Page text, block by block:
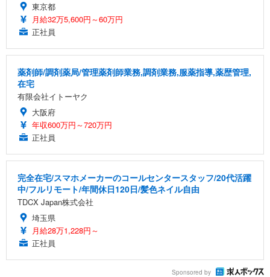
東京都
月給32万5,600円～60万円
正社員
薬剤師/調剤薬局/管理薬剤師業務,調剤業務,服薬指導,薬歴管理,
在宅
有限会社イトーヤク
大阪府
年収600万円～720万円
正社員
完全在宅/スマホメーカーのコールセンタースタッフ/20代活躍
中/フルリモート/年間休日120日/髪色ネイル自由
TDCX Japan株式会社
埼玉県
月給28万1,228円～
正社員
Sponsored by